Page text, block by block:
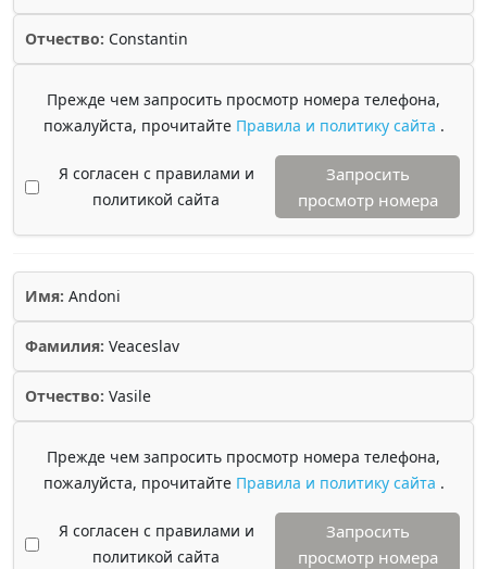
Отчество: Constantin
Прежде чем запросить просмотр номера телефона,
пожалуйста, прочитайте Правила и политику сайта .
Я согласен с правилами и
политикой сайта
Запросить
просмотр номера
Имя: Andoni
Фамилия: Veaceslav
Отчество: Vasile
Прежде чем запросить просмотр номера телефона,
пожалуйста, прочитайте Правила и политику сайта .
Я согласен с правилами и
политикой сайта
Запросить
просмотр номера